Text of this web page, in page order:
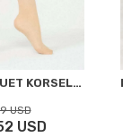
PENTİ AÇIK TEN SİLUET KORSELİ KÜLOTLU ÇORAP XXL
USD
USD